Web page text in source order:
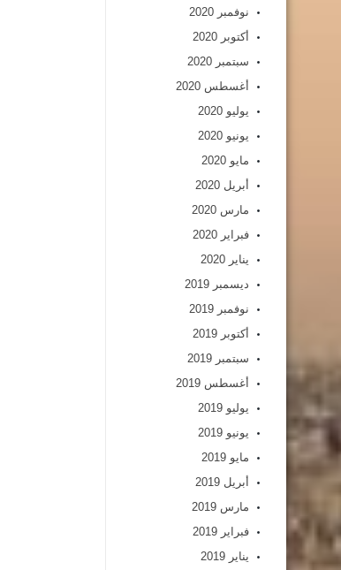
نوفمبر 2020
أكتوبر 2020
سبتمبر 2020
أغسطس 2020
يوليو 2020
يونيو 2020
مايو 2020
أبريل 2020
مارس 2020
فبراير 2020
يناير 2020
ديسمبر 2019
نوفمبر 2019
أكتوبر 2019
سبتمبر 2019
أغسطس 2019
يوليو 2019
يونيو 2019
مايو 2019
أبريل 2019
مارس 2019
فبراير 2019
يناير 2019